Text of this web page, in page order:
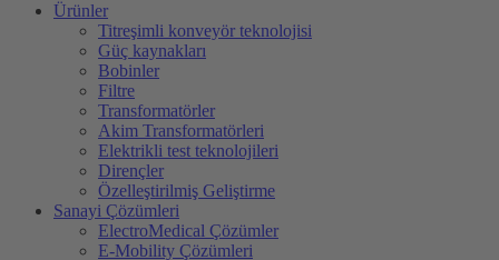
Ürünler
Titreşimli konveyör teknolojisi
Güç kaynakları
Bobinler
Filtre
Transformatörler
Akim Transformatörleri
Elektrikli test teknolojileri
Dirençler
Özelleştirilmiş Geliştirme
Sanayi Çözümleri
ElectroMedical Çözümler
E-Mobility Çözümleri